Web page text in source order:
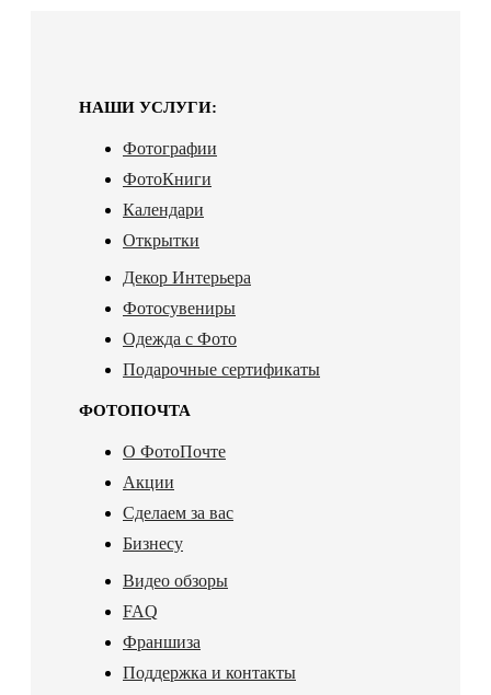
НАШИ УСЛУГИ:
Фотографии
ФотоКниги
Календари
Открытки
Декор Интерьера
Фотосувениры
Одежда с Фото
Подарочные сертификаты
ФОТОПОЧТА
О ФотоПочте
Акции
Сделаем за вас
Бизнесу
Видео обзоры
FAQ
Франшиза
Поддержка и контакты